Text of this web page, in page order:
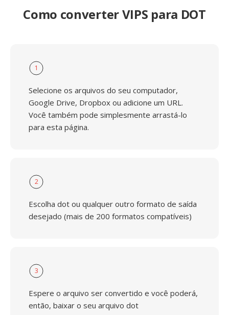
Como converter VIPS para DOT
1
Selecione os arquivos do seu computador,
Google Drive, Dropbox ou adicione um URL.
Você também pode simplesmente arrastá-lo
para esta página.
2
Escolha dot ou qualquer outro formato de saída
desejado (mais de 200 formatos compatíveis)
3
Espere o arquivo ser convertido e você poderá,
então, baixar o seu arquivo dot